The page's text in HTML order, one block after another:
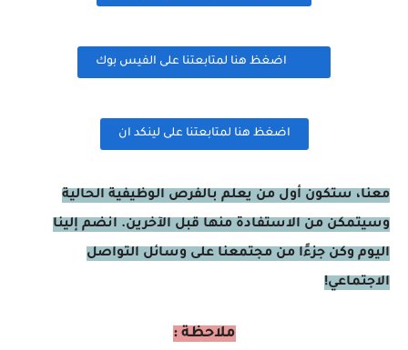
اضغظ هنا لمتابعتنا على الفيس بوك
اضغظ هنا لمتابعتنا على لينكد ان
معنا، ستكون أول من يعلم بالفرص الوظيفية الحالية
وسيتمكن من الاستفادة منها قبل الآخرين. انضم إلينا
اليوم وكن جزءًا من مجتمعنا على وسائل التواصل
الاجتماعي!
ملاحظة :